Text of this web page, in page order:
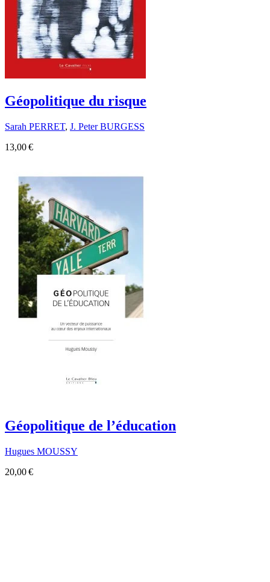
Géopolitique du risque
Sarah PERRET, J. Peter BURGESS
13,00 €
Géopolitique de l’éducation
Hugues MOUSSY
20,00 €